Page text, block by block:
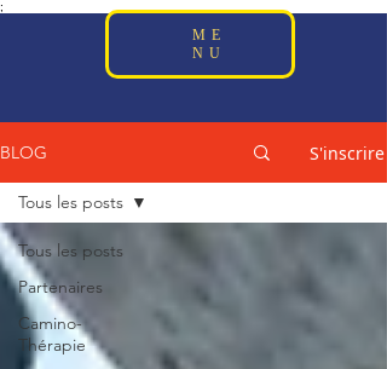
;
ME
NU
BLOG S'inscrire
Tous les posts
Partenaires
Camino-
Thérapie
Tous les posts